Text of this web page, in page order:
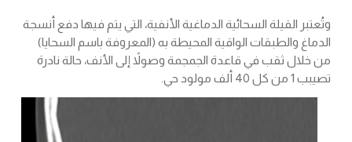
وتُعتبر القيلة السحائية الدماغية الأنفية، التي يتم فيها دفع أنسجة
الدماغ والطبقات الواقية المحيطة به (المعروفة باسم السحايا)
من خلال ثقب في قاعدة الجمجمة وصولاً إلى الأنف، حالة نادرة
تصيبب 1 من كل 40 ألف مولود حي.